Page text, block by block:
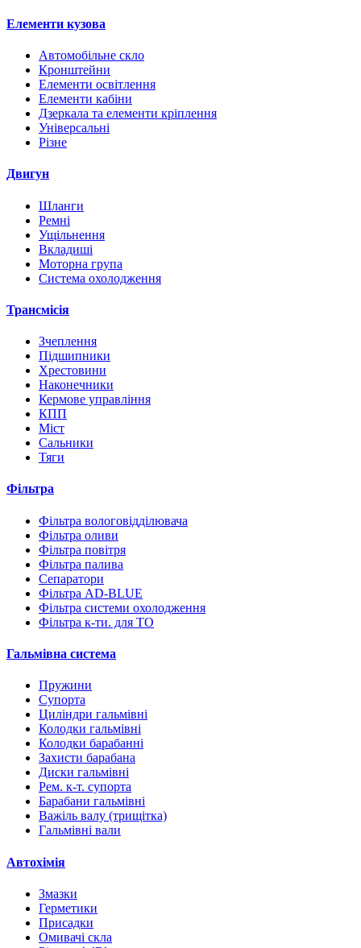
Елементи кузова
Автомобільне скло
Кронштейни
Елементи освітлення
Елементи кабіни
Дзеркала та елементи кріплення
Універсальні
Різне
Двигун
Шланги
Ремні
Ущільнення
Вкладиші
Моторна група
Система охолодження
Трансмісія
Зчеплення
Підшипники
Хрестовини
Наконечники
Кермове управління
КПП
Міст
Сальники
Тяги
Фільтра
Фільтра вологовідділювача
Фільтра оливи
Фільтра повітря
Фільтра палива
Сепаратори
Фільтра AD-BLUE
Фільтра системи охолодження
Фільтра к-ти. для ТО
Гальмівна система
Пружини
Супорта
Циліндри гальмівні
Колодки гальмівні
Колодки барабанні
Захисти барабана
Диски гальмівні
Рем. к-т. супорта
Барабани гальмівні
Важіль валу (трищітка)
Гальмівні вали
Автохімія
Змазки
Герметики
Присадки
Омивачі скла